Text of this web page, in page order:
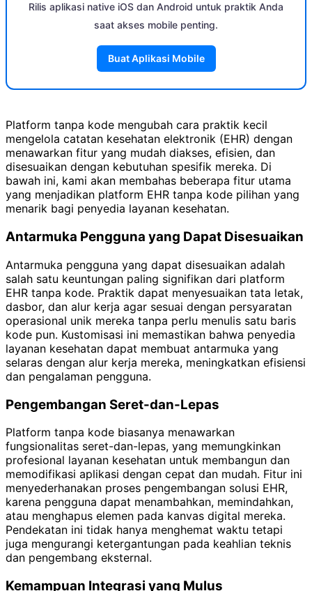
Rilis aplikasi native iOS dan Android untuk praktik Anda
saat akses mobile penting.
Buat Aplikasi Mobile
Platform tanpa kode mengubah cara praktik kecil
mengelola catatan kesehatan elektronik (EHR) dengan
menawarkan fitur yang mudah diakses, efisien, dan
disesuaikan dengan kebutuhan spesifik mereka. Di
bawah ini, kami akan membahas beberapa fitur utama
yang menjadikan platform EHR tanpa kode pilihan yang
menarik bagi penyedia layanan kesehatan.
Antarmuka Pengguna yang Dapat Disesuaikan
Antarmuka pengguna yang dapat disesuaikan adalah
salah satu keuntungan paling signifikan dari platform
EHR tanpa kode. Praktik dapat menyesuaikan tata letak,
dasbor, dan alur kerja agar sesuai dengan persyaratan
operasional unik mereka tanpa perlu menulis satu baris
kode pun. Kustomisasi ini memastikan bahwa penyedia
layanan kesehatan dapat membuat antarmuka yang
selaras dengan alur kerja mereka, meningkatkan efisiensi
dan pengalaman pengguna.
Pengembangan Seret-dan-Lepas
Platform tanpa kode biasanya menawarkan
fungsionalitas seret-dan-lepas, yang memungkinkan
profesional layanan kesehatan untuk membangun dan
memodifikasi aplikasi dengan cepat dan mudah. Fitur ini
menyederhanakan proses pengembangan solusi EHR,
karena pengguna dapat menambahkan, memindahkan,
atau menghapus elemen pada kanvas digital mereka.
Pendekatan ini tidak hanya menghemat waktu tetapi
juga mengurangi ketergantungan pada keahlian teknis
dan pengembang eksternal.
Kemampuan Integrasi yang Mulus